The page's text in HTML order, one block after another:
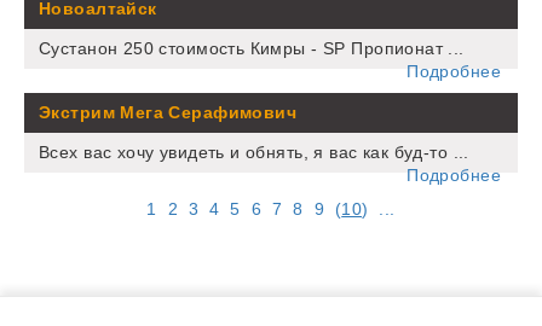
Новоалтайск
Сустанон 250 стоимость Кимры - SP Пропионат ...
Подробнее
Экстрим Мега Серафимович
Всех вас хочу увидеть и обнять, я вас как буд-то ...
Подробнее
1
2 3 4 5 6 7 8 9 (10) ...